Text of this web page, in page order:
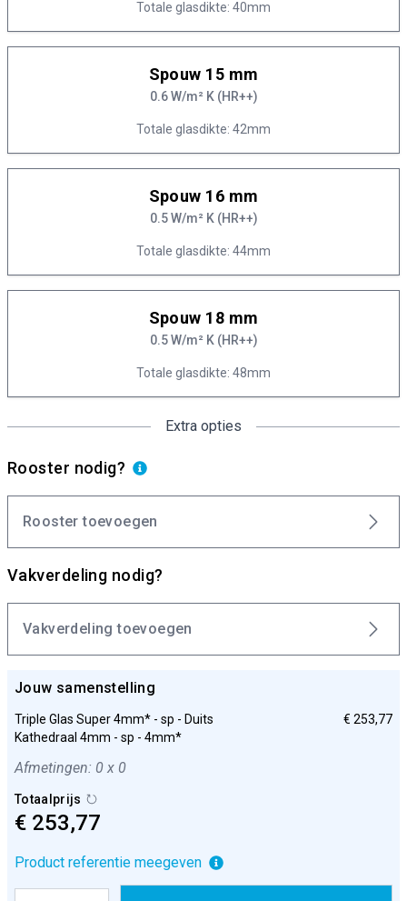
Totale glasdikte: 40mm
Spouw 15 mm
0.6 W/m² K (HR++)
Totale glasdikte: 42mm
Spouw 16 mm
0.5 W/m² K (HR++)
Totale glasdikte: 44mm
Spouw 18 mm
0.5 W/m² K (HR++)
Totale glasdikte: 48mm
Extra opties
Rooster nodig?
Rooster toevoegen
Vakverdeling nodig?
Vakverdeling toevoegen
Jouw samenstelling
Triple Glas Super 4mm* - sp - Duits
Kathedraal 4mm - sp - 4mm*
€ 253,77
Afmetingen: 0 x 0
Totaalprijs
€ 253,77
Product referentie meegeven